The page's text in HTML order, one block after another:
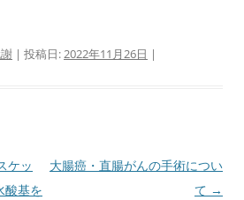
| 投稿日:2022年11月26日 |
ケッ
酸基を
大腸癌・直腸がんの手術につい
て →